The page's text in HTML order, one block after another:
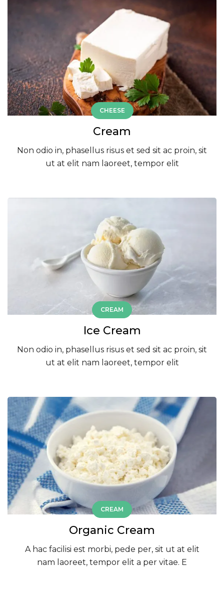
CHEESE
Cream
Non odio in, phasellus risus et sed sit ac proin, sit
ut at elit nam laoreet, tempor elit
CREAM
Ice Cream
Non odio in, phasellus risus et sed sit ac proin, sit
ut at elit nam laoreet, tempor elit
CREAM
Organic Cream
A hac facilisi est morbi, pede per, sit ut at elit
nam laoreet, tempor elit a per vitae. E